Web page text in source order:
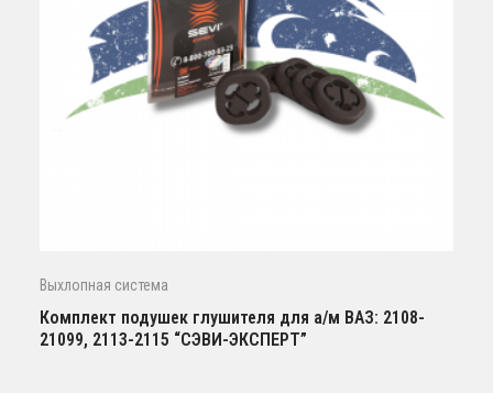
Выхлопная система
Комплект подушек глушителя для а/м ВАЗ: 2108-
21099, 2113-2115 “СЭВИ-ЭКСПЕРТ”